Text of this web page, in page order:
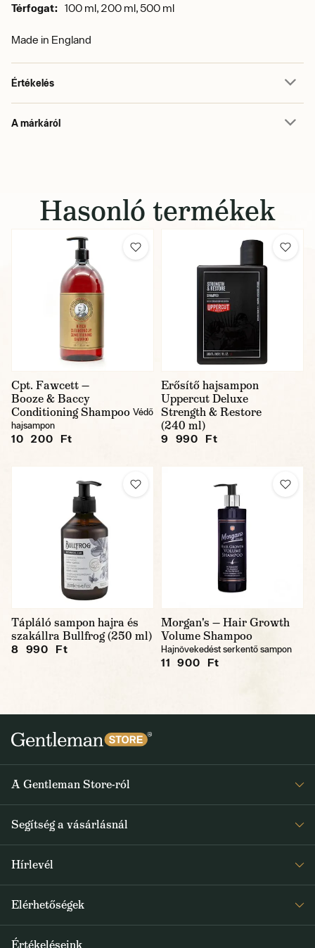
Térfogat: 100 ml, 200 ml, 500 ml
Made in England
Értékelés
A márkáról
Hasonló termékek
Cpt. Fawcett —
Booze & Baccy
Conditioning Shampoo Védő
hajsampon
10 200 Ft
Erősítő hajsampon
Uppercut Deluxe
Strength & Restore
(240 ml)
9 990 Ft
Tápláló sampon hajra és
szakállra Bullfrog (250 ml)
8 990 Ft
Morgan's — Hair Growth
Volume Shampoo
Hajnövekedést serkentő sampon
11 900 Ft
A Gentleman Store-ról
Rólunk
Journal
Segítség a vásárlásnál
Hírlevél
a speciális kínálatokról
Elérhetőségek
Értékeléseink